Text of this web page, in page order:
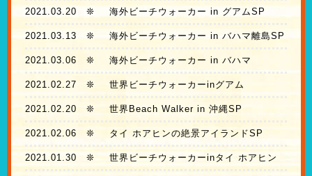
2021.03.20 ❊ 海外ビーチウォーカー in グアムSP
2021.03.13 ❊ 海外ビーチウォーカー in バハマ離島SP
2021.03.06 ❊ 海外ビーチウォーカー in バハマ
2021.02.27 ❊ 世界ビーチウォーカーinグアム
2021.02.20 ❊ 世界Beach Walker in 沖縄SP
2021.02.06 ❊ タイ ホアヒンの絶景アイランドSP
2021.01.30 ❊ 世界ビーチウォーカーinタイ ホアヒン